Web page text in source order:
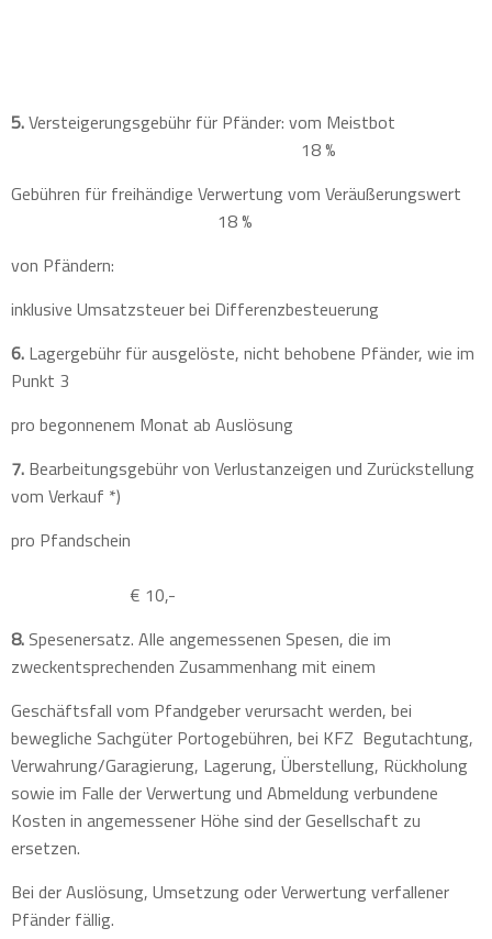
5.Versteigerungsgebühr für Pfänder: vom Meistbot
18 %
Gebühren für freihändige Verwertung vom Veräußerungswert
18 %
von Pfändern:
inklusive Umsatzsteuer bei Differenzbesteuerung
6. Lagergebühr für ausgelöste, nicht behobene Pfänder, wie im
Punkt 3
pro begonnenem Monat ab Auslösung
7. Bearbeitungsgebühr von Verlustanzeigen und Zurückstellung
vom Verkauf *)
pro Pfandschein
€ 10,-
8. Spesenersatz. Alle angemessenen Spesen, die im
zweckentsprechenden Zusammenhang mit einem
Geschäftsfall vom Pfandgeber verursacht werden, bei
bewegliche Sachgüter Portogebühren, bei KFZ Begutachtung,
Verwahrung/Garagierung, Lagerung, Überstellung, Rückholung
sowie im Falle der Verwertung und Abmeldung verbundene
Kosten in angemessener Höhe sind der Gesellschaft zu
ersetzen.
Bei der Auslösung, Umsetzung oder Verwertung verfallener
Pfänder fällig.